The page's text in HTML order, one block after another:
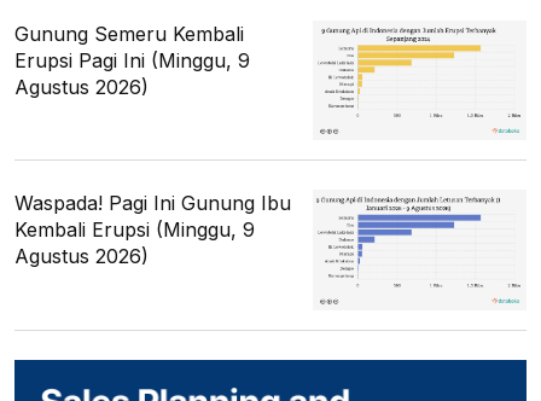
Gunung Semeru Kembali
Erupsi Pagi Ini (Minggu, 9
Agustus 2026)
Waspada! Pagi Ini Gunung Ibu
Kembali Erupsi (Minggu, 9
Agustus 2026)